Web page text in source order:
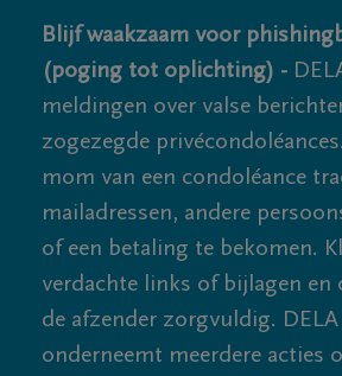
Blijf waakzaam voor
(poging tot oplichting) -
meldingen over valse
zogezegde
mom van een condoléance
mailadressen, andere
of een betaling te bekomen.
verdachte links of bijlagen en
de afzender zorgvuldig. DELA
onderneemt meerdere acties